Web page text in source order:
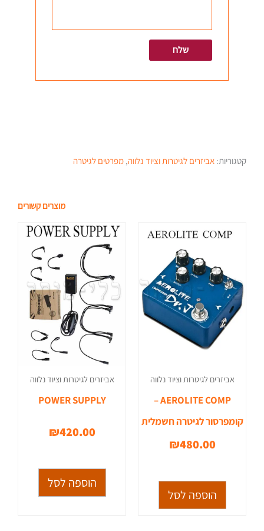
קטגוריות: אביזרים לגיטרות וציוד נלווה, מפרטים לגיטרה
מוצרים קשורים
אביזרים לגיטרות וציוד נלווה
AEROLITE COMP –
קומפרסור לגיטרה חשמלית
₪480.00
הוספה לסל
אביזרים לגיטרות וציוד נלווה
POWER SUPPLY
₪420.00
הוספה לסל